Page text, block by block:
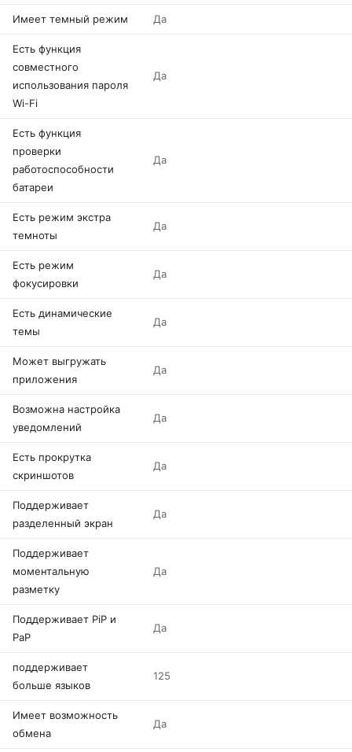
Имеет темный режим Да
Есть функция
совместного
использования пароля
Wi-Fi
Да
Есть функция
проверки
работоспособности
батареи
Да
Есть режим экстра
темноты
Да
Есть режим
фокусировки
Да
Есть динамические
темы
Да
Может выгружать
приложения
Да
Возможна настройка
уведомлений
Да
Есть прокрутка
скриншотов
Да
Поддерживает
разделенный экран
Да
Поддерживает
моментальную
разметку
Да
Поддерживает PiP и
PaP
Да
поддерживает
больше языков
125
Имеет возможность
обмена
Да